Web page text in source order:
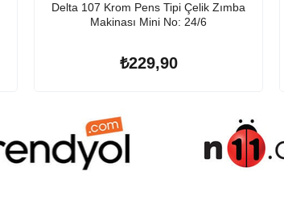
Delta 107 Krom Pens Tipi Çelik Zımba
Makinası Mini No: 24/6
₺229,90